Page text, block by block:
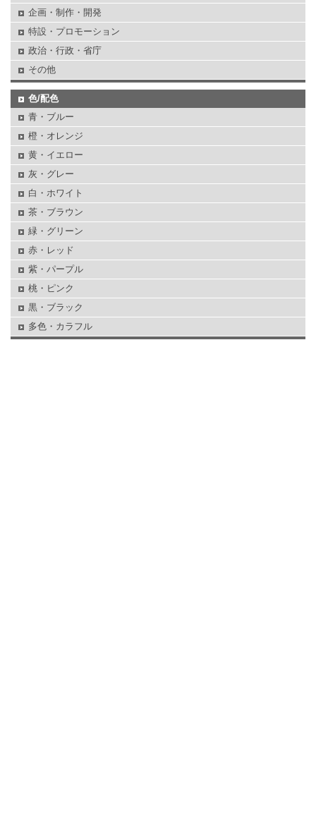
企画・制作・開発
特設・プロモーション
政治・行政・省庁
その他
色/配色
青・ブルー
橙・オレンジ
黄・イエロー
灰・グレー
白・ホワイト
茶・ブラウン
緑・グリーン
赤・レッド
紫・パープル
桃・ピンク
黒・ブラック
多色・カラフル